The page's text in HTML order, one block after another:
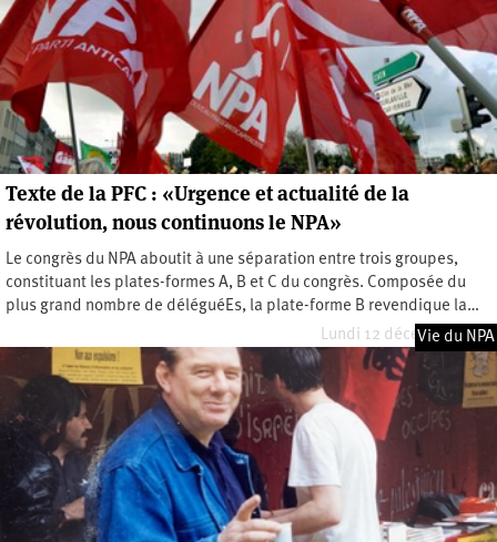
Texte de la PFC : «Urgence et actualité de la
révolution, nous continuons le NPA»
Le congrès du NPA aboutit à une séparation entre trois groupes,
constituant les plates-formes A, B et C du congrès. Composée du
plus grand nombre de déléguéEs, la plate-forme B revendique la…
Lundi 12 décembre 2022
Vie du NPA